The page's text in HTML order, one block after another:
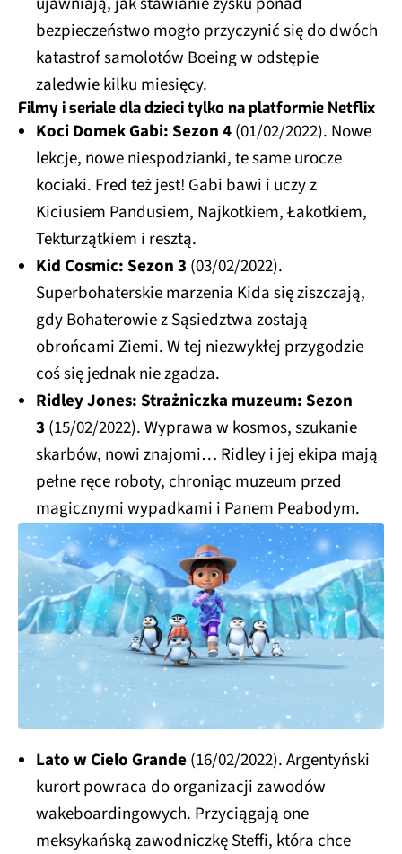
bezpieczeństwo mogło przyczynić się do dwóch
katastrof samolotów Boeing w odstępie
zaledwie kilku miesięcy.
Filmy i seriale dla dzieci tylko na platformie Netflix
Koci Domek Gabi: Sezon 4(01/02/2022). Nowe
lekcje, nowe niespodzianki, te same urocze
kociaki. Fred też jest! Gabi bawi i uczy z
Kiciusiem Pandusiem, Najkotkiem, Łakotkiem,
Tekturzątkiem i resztą.
Kid Cosmic: Sezon 3 (03/02/2022).
Superbohaterskie marzenia Kida się ziszczają,
gdy Bohaterowie z Sąsiedztwa zostają
obrońcami Ziemi. W tej niezwykłej przygodzie
coś się jednak nie zgadza.
Ridley Jones: Strażniczka muzeum: Sezon
3 (15/02/2022). Wyprawa w kosmos, szukanie
skarbów, nowi znajomi… Ridley i jej ekipa mają
pełne ręce roboty, chroniąc muzeum przed
magicznymi wypadkami i Panem Peabodym.
Lato w Cielo Grande(16/02/2022). Argentyński
kurort powraca do organizacji zawodów
wakeboardingowych. Przyciągają one
meksykańską zawodniczkę Steffi, która chce